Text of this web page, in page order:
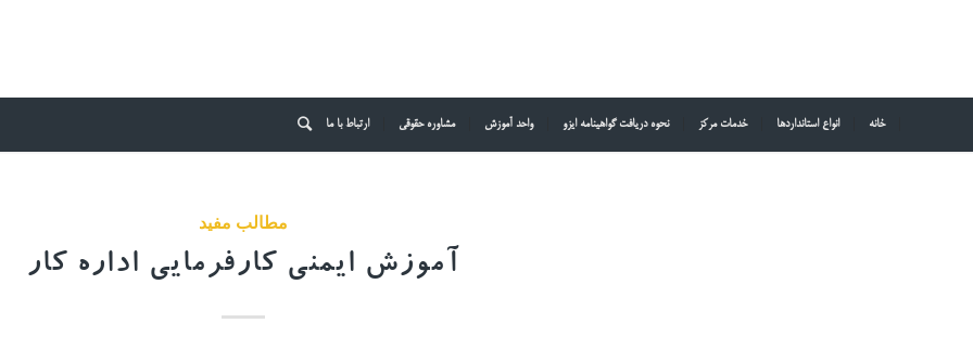
خانه انواع استانداردها خدمات مرکز نحوه دریافت گواهینامه ایزو واحد آموزش مشاوره حقوقی ارتباط با ما
مطالب مفید
آموزش ایمنی کارفرمایی اداره کار